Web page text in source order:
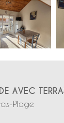
AVEC
Plage